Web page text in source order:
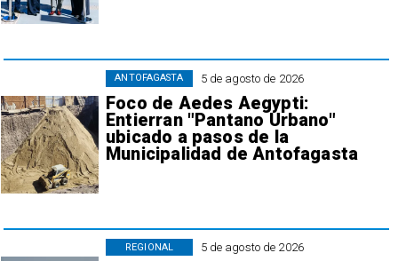
5 de agosto de 2026
Foco de Aedes Aegypti:
Entierran "Pantano Urbano"
ubicado a pasos de la
Municipalidad de Antofagasta
ANTOFAGASTA
5 de agosto de 2026
REGIONAL